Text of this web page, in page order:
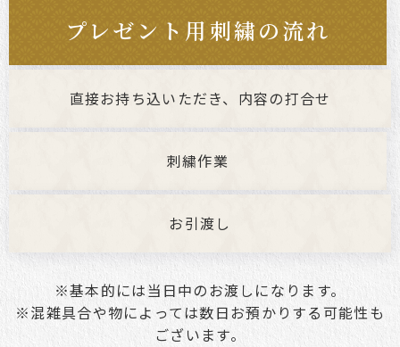
プレゼント用刺繍の流れ
直接お持ち込いただき、内容の打合せ
刺繍作業
お引渡し
※基本的には当日中のお渡しになります。
※混雑具合や物によっては数日お預かりする可能性も
ございます。